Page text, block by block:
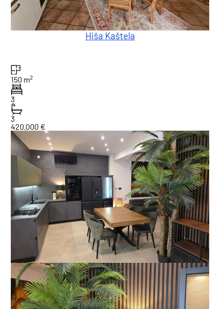
Hiša Kaštela
150 m2
3
3
420.000 €